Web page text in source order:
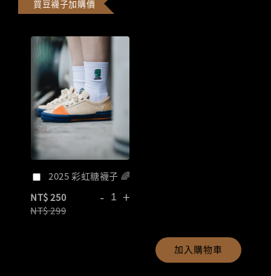
買豆襪子加購價
2025 彩虹糖襪子 🌈
NT$ 250
NT$ 299
- +
加入購物車